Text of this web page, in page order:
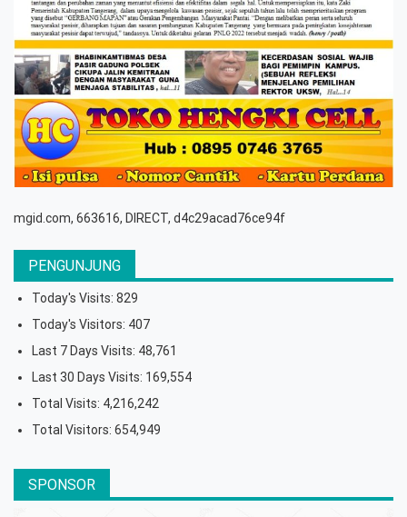
mgid.com, 663616, DIRECT, d4c29acad76ce94f
PENGUNJUNG
Today's Visits: 829
Today's Visitors: 407
Last 7 Days Visits: 48,761
Last 30 Days Visits: 169,554
Total Visits: 4,216,242
Total Visitors: 654,949
SPONSOR